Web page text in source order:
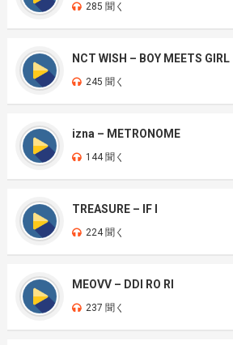
285 聞く
NCT WISH – BOY MEETS GIRL
245 聞く
izna – METRONOME
144 聞く
TREASURE – IF I
224 聞く
MEOVV – DDI RO RI
237 聞く